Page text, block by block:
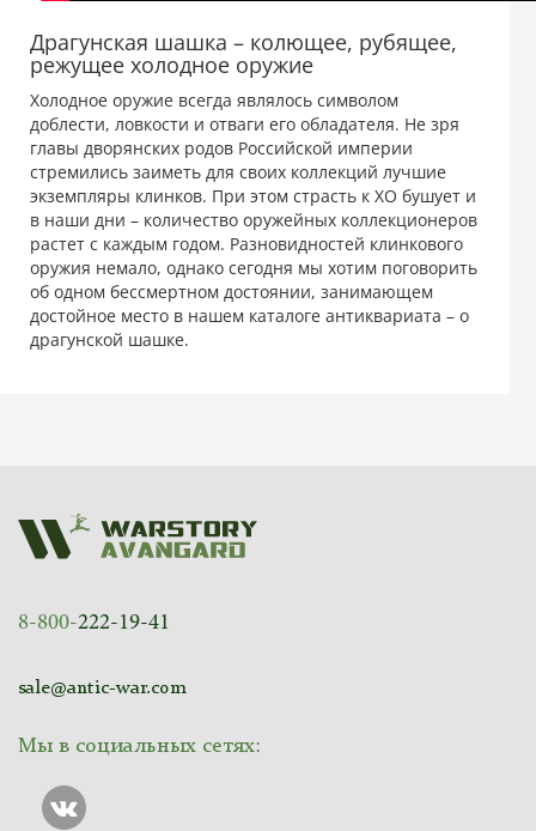
Драгунская шашка – колющее, рубящее,
режущее холодное оружие
Холодное оружие всегда являлось символом
доблести, ловкости и отваги его обладателя. Не зря
главы дворянских родов Российской империи
стремились заиметь для своих коллекций лучшие
экземпляры клинков. При этом страсть к ХО бушует и
в наши дни – количество оружейных коллекционеров
растет с каждым годом. Разновидностей клинкового
оружия немало, однако сегодня мы хотим поговорить
об одном бессмертном достоянии, занимающем
достойное место в нашем каталоге антиквариата – о
драгунской шашке.
8-800-222-19-41
sale@antic-war.com
Мы в социальных сетях: